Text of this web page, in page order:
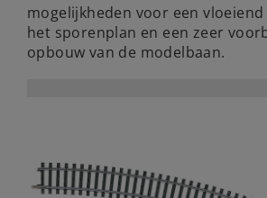
mogelijkheden voor een
het sporenplan en een zeer
opbouw van de modelbaan.